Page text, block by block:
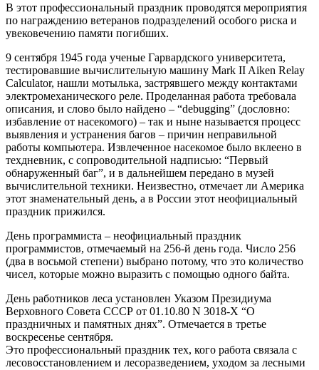
В этот профессиональный праздник проводятся мероприятия
по награждению ветеранов подразделений особого риска и
увековечению памяти погибших.
9 сентября 1945 года ученые Гарвардского университета,
тестировавшие вычислительную машину Mark II Aiken Relay
Calculator, нашли мотылька, застрявшего между контактами
электромеханического реле. Проделанная работа требовала
описания, и слово было найдено – “debugging” (дословно:
избавление от насекомого) – так и ныне называется процесс
выявления и устранения багов – причин неправильной
работы компьютера. Извлеченное насекомое было вклеено в
техдневник, с сопроводительной надписью: “Первый
обнаруженный баг”, и в дальнейшем передано в музей
вычислительной техники. Неизвестно, отмечает ли Америка
этот знаменательный день, а в России этот неофициальный
праздник прижился.
День программиста – неофициальный праздник
программистов, отмечаемый на 256-й день года. Число 256
(два в восьмой степени) выбрано потому, что это количество
чисел, которые можно выразить с помощью одного байта.
День работников леса установлен Указом Президиума
Верховного Совета СССР от 01.10.80 N 3018-Х “О
праздничных и памятных днях”. Отмечается в третье
воскресенье сентября.
Это профессиональный праздник тех, кого работа связала с
лесовосстановлением и лесоразведением, уходом за лесными